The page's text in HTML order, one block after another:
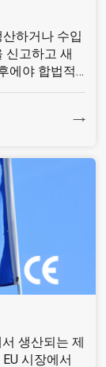
하거나 수입
신고하고 새
에야 합법적
생산되는 제
시장에서